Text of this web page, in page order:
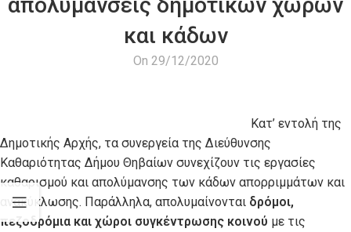
και κάδων
On 29/12/2020
Κατ’ εντολή της
Δημοτικής Αρχής, τα συνεργεία της Διεύθυνσης
Καθαριότητας Δήμου Θηβαίων συνεχίζουν τις εργασίες
καθαρισμού και απολύμανσης των κάδων απορριμμάτων και
ανακύκλωσης. Παράλληλα, απολυμαίνονται δρόμοι,
πεζοδρόμια και χώροι συγκέντρωσης κοινού με τις